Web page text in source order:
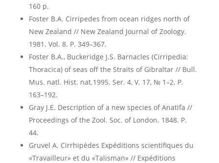
160 p.
Foster B.A. Cirripedes from ocean ridges north of
New Zealand // New Zealand Journal of Zoology.
1981. Vol. 8. P. 349–367.
Foster B.A., Buckeridge J.S. Barnacles (Cirripedia:
Thoracica) of seas off the Straits of Gibraltar // Bull.
Mus. natl. Hist. nat.1995. Ser. 4, V. 17, № 1–2. P.
163–192.
Gray J.E. Description of a new species of Anatifa //
Proceedings of the Zool. Soc. of London. 1848. P.
44.
Gruvel A. Cirrhipèdes Expéditions scientifiques du
«Travailleur» et du «Talisman» // Expéditions